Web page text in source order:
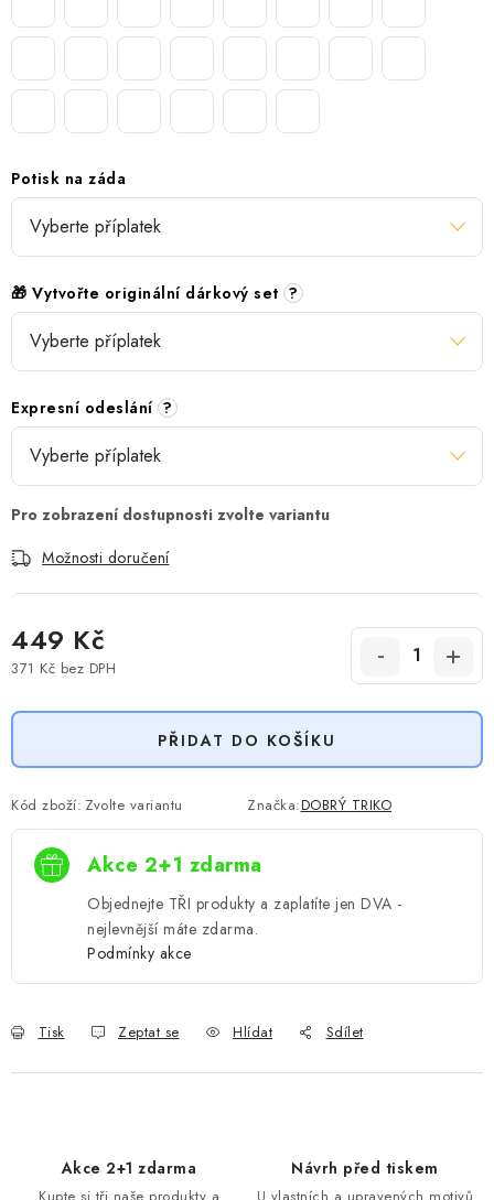
Potisk na záda
🎁 Vytvořte originální dárkový set ?
Expresní odeslání ?
Možnosti doručení
449 Kč
371 Kč bez DPH
PŘIDAT DO KOŠÍKU
Kód zboží: Zvolte variantu Značka:DOBRÝ TRIKO
Akce 2+1 zdarma
Objednejte TŘI produkty a zaplatíte jen DVA -
nejlevnější máte zdarma.
Podmínky akce
Tisk Zeptat se Hlídat Sdílet
Akce 2+1 zdarma
Kupte si tři naše produkty a
Návrh před tiskem
U vlastních a upravených motivů